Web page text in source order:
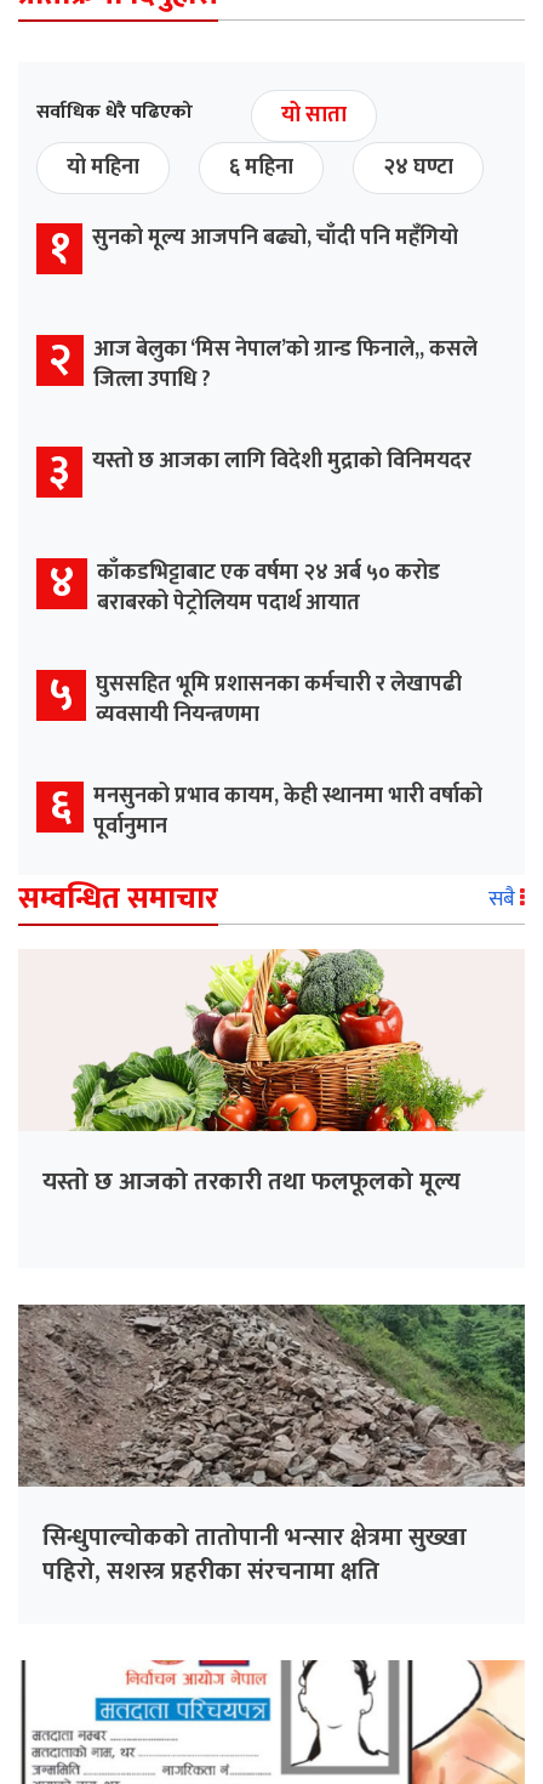
सर्वाधिक धेरै पढिएको
यो साता
यो महिना
६ महिना २४ घण्टा
१ सुनको मूल्य आजपनि बढ्यो, चाँदी पनि महँगियो
२ आज बेलुका ‘मिस नेपाल’को ग्रान्ड फिनाले,, कसले
जित्ला उपाधि ?
३ यस्तो छ आजका लागि विदेशी मुद्राको विनिमयदर
४ काँकडभिट्टाबाट एक वर्षमा २४ अर्ब ५० करोड
बराबरको पेट्रोलियम पदार्थ आयात
५ घुससहित भूमि प्रशासनका कर्मचारी र लेखापढी
व्यवसायी नियन्त्रणमा
६ मनसुनको प्रभाव कायम, केही स्थानमा भारी वर्षाको
पूर्वानुमान
सम्वन्धित समाचार सबै
यस्तो छ आजको तरकारी तथा फलफूलको मूल्य
सिन्धुपाल्चोकको तातोपानी भन्सार क्षेत्रमा सुख्खा
पहिरो, सशस्त्र प्रहरीका संरचनामा क्षति